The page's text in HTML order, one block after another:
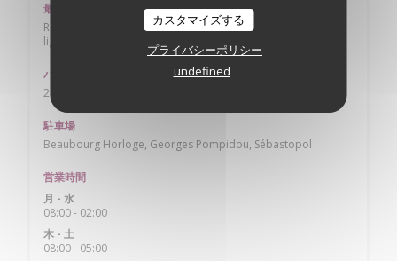
カスタマイズする
プライバシーポリシー
undefined
最寄り駅
Rambuteau ligne 11, Hôtel de ville lignes 1 & 11, Châtelet
lignes 4, 7, 11 & 14 + RER
バス
29, 75, 96
駐車場
Beaubourg Horloge, Georges Pompidou, Sébastopol
営業時間
月 - 水
08:00 - 02:00
木 - 土
08:00 - 05:00